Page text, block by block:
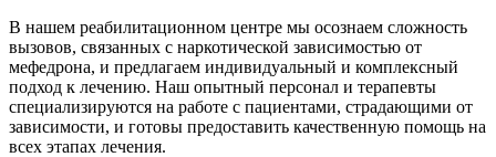
В нашем реабилитационном центре мы осознаем сложность
вызовов, связанных с наркотической зависимостью от
мефедрона, и предлагаем индивидуальный и комплексный
подход к лечению. Наш опытный персонал и терапевты
специализируются на работе с пациентами, страдающими от
зависимости, и готовы предоставить качественную помощь на
всех этапах лечения.